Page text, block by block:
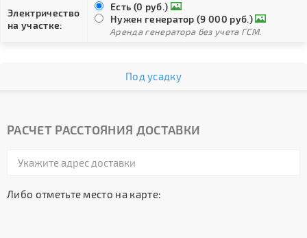
Электричество
на участке:
Есть (0 руб.)
Нужен генератор (9 000 руб.)
Аренда генератора без учета ГСМ.
Под усадку
РАСЧЕТ РАССТОЯНИЯ ДОСТАВКИ
Либо отметьте место на карте: